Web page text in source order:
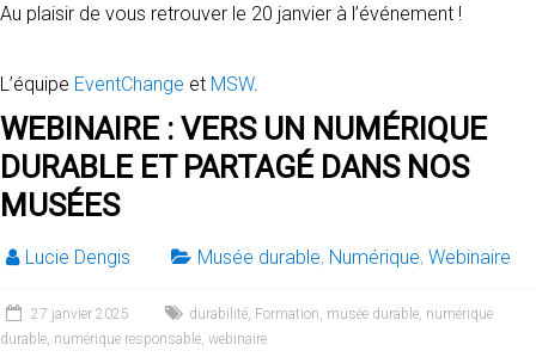
Au plaisir de vous retrouver le 20 janvier à l’événement !
L’équipe EventChange et MSW.
WEBINAIRE : VERS UN NUMÉRIQUE
DURABLE ET PARTAGÉ DANS NOS
MUSÉES
Lucie Dengis Musée durable, Numérique, Webinaire
27 janvier 2025 durabilité, Formation, musée durable, numérique
durable, numérique responsable, webinaire